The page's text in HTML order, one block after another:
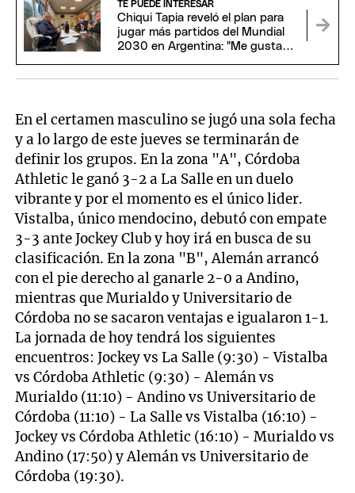
TE PUEDE INTERESAR
Chiqui Tapia reveló el plan para
jugar más partidos del Mundial
2030 en Argentina: "Me gustaría
En el certamen masculino se jugó una sola fecha
y a lo largo de este jueves se terminarán de
definir los grupos. En la zona "A", Córdoba
Athletic le ganó 3-2 a La Salle en un duelo
vibrante y por el momento es el único lider.
Vistalba, único mendocino, debutó con empate
3-3 ante Jockey Club y hoy irá en busca de su
clasificación. En la zona "B", Alemán arrancó
con el pie derecho al ganarle 2-0 a Andino,
mientras que Murialdo y Universitario de
Córdoba no se sacaron ventajas e igualaron 1-1.
La jornada de hoy tendrá los siguientes
encuentros: Jockey vs La Salle (9:30) - Vistalba
vs Córdoba Athletic (9:30) - Alemán vs
Murialdo (11:10) - Andino vs Universitario de
Córdoba (11:10) - La Salle vs Vistalba (16:10) -
Jockey vs Córdoba Athletic (16:10) - Murialdo vs
Andino (17:50) y Alemán vs Universitario de
Córdoba (19:30).